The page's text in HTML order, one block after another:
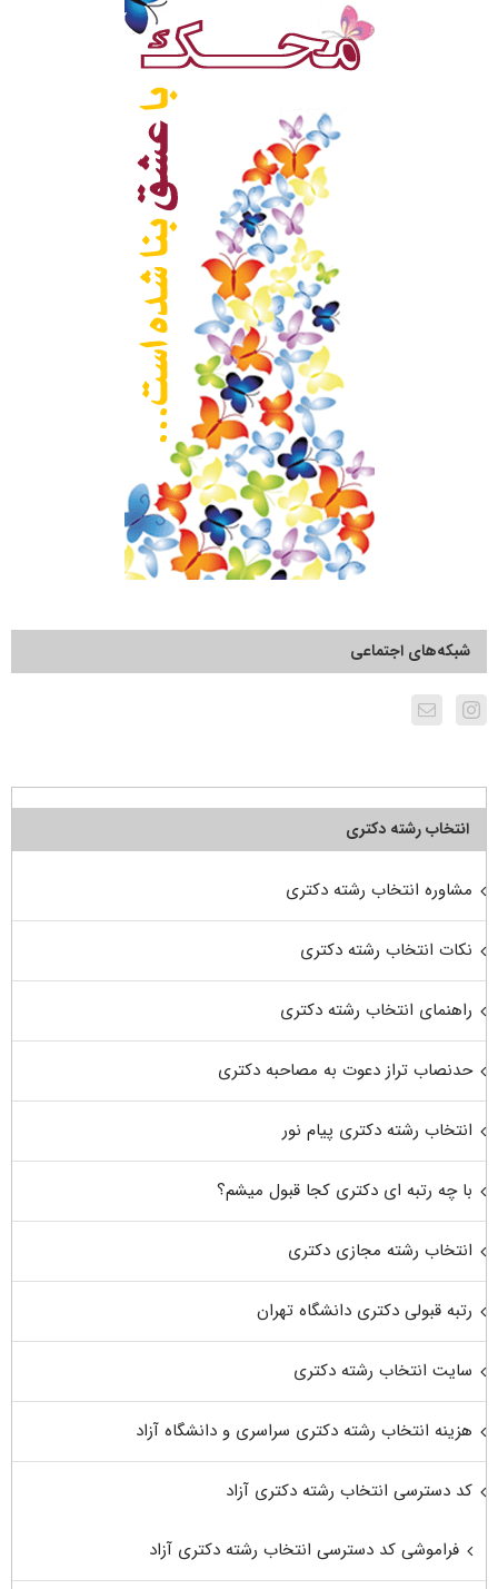
شبکه‌های اجتماعی
انتخاب رشته دکتری
مشاوره انتخاب رشته دکتری
نکات انتخاب رشته دکتری
راهنمای انتخاب رشته دکتری
حدنصاب تراز دعوت به مصاحبه دکتری
انتخاب رشته دکتری پیام نور
با چه رتبه ای دکتری کجا قبول میشم؟
انتخاب رشته مجازی دکتری
رتبه قبولی دکتری دانشگاه تهران
سایت انتخاب رشته دکتری
هزینه انتخاب رشته دکتری سراسری و دانشگاه آزاد
کد دسترسی انتخاب رشته دکتری آزاد
فراموشی کد دسترسی انتخاب رشته دکتری آزاد